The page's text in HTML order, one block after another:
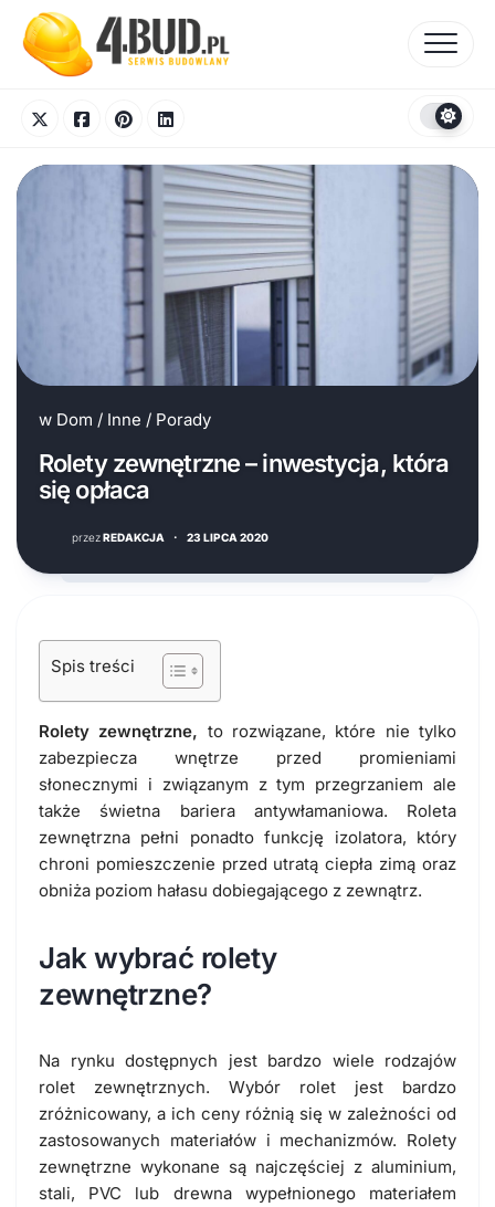
content
w Dom / Inne / Porady
Rolety zewnętrzne – inwestycja, która
się opłaca
przezREDAKCJA · 23 LIPCA 2020
Spis treści
Rolety zewnętrzne, to rozwiązane, które nie tylko
zabezpiecza wnętrze przed promieniami
słonecznymi i związanym z tym przegrzaniem ale
także świetna bariera antywłamaniowa. Roleta
zewnętrzna pełni ponadto funkcję izolatora, który
chroni pomieszczenie przed utratą ciepła zimą oraz
obniża poziom hałasu dobiegającego z zewnątrz.
Jak wybrać rolety
zewnętrzne?
Na rynku dostępnych jest bardzo wiele rodzajów
rolet zewnętrznych. Wybór rolet jest bardzo
zróżnicowany, a ich ceny różnią się w zależności od
zastosowanych materiałów i mechanizmów. Rolety
zewnętrzne wykonane są najczęściej z aluminium,
stali, PVC lub drewna wypełnionego materiałem